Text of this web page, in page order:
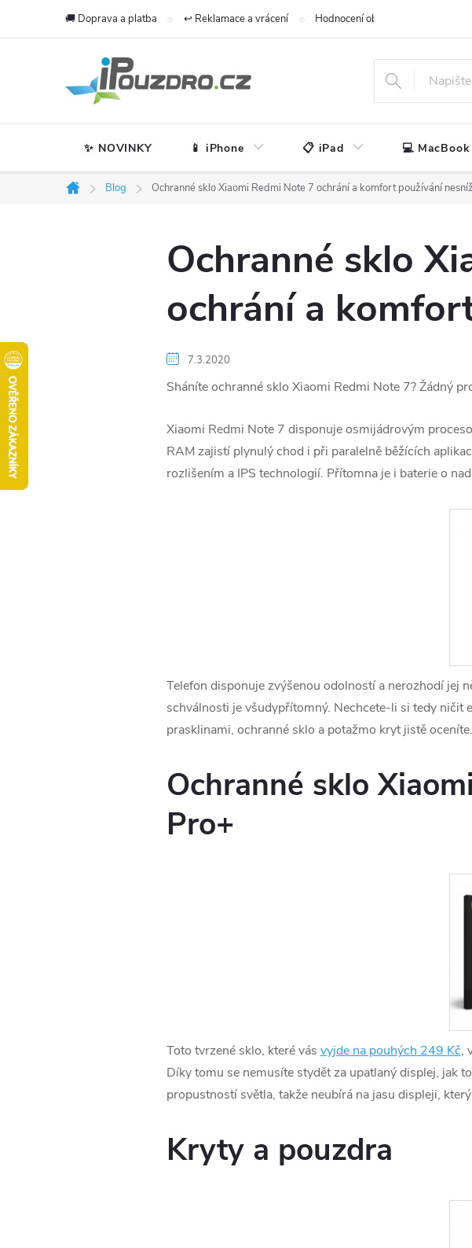
🚚 Doprava a platba ↩️ Reklamace a vrácení Hodnocení obchodu
✨ NOVINKY 📱 iPhone 📋 iPad 💻 MacBook
Domů
Blog Ochranné sklo Xiaomi Redmi Note 7 ochrání a komfort používání
Ochranné sklo
ochrání a
7.3.2020
Sháníte ochranné sklo Xiaomi Redmi Note 7? Žádný
Xiaomi Redmi Note 7 disponuje osmijádrovým
RAM zajistí plynulý chod i při paralelně běžících
rozlišením a IPS technologií. Přítomna je i baterie o
Telefon disponuje zvýšenou odolností a nerozhodí jej
schválnosti je všudypřítomný. Nechcete-li si tedy ničit
prasklinami, ochranné sklo a potažmo kryt jistě oceníte.
Ochranné sklo
Pro+
Toto tvrzené sklo, které vás vyjde na pouhých 249 Kč,
Díky tomu se nemusíte stydět za upatlaný displej, jak
propustností světla, takže neubírá na jasu displeji,
Kryty a pouzdra